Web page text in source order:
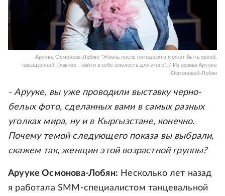
Арууке Осмонова-Лобян: "Жизнь после пятидесяти может быть яркой,
насыщенной. Главное - найти в себе смелость для этого". / Из архива Арууке
Осмоновой-Лобян
- Арууке, вы уже проводили выставку черно-
белых фото, сделанных вами в самых разных
уголках мира, ну и в Кыргызстане, конечно.
Почему темой следующего показа вы выбрали,
скажем так, женщин этой возрастной группы?
Арууке Осмонова-Лобян: Несколько лет назад
я работала SMM-специалистом танцевальной